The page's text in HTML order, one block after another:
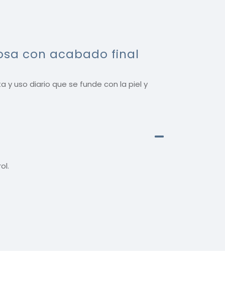
con acabado final
y uso diario que se funde con la piel y